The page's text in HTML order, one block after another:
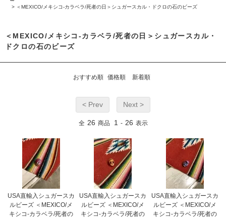
> ＜MEXICO/メキシコ-カラベラ/死者の日＞シュガースカル・ドクロの石のビーズ
＜MEXICO/メキシコ-カラベラ/死者の日＞シュガースカル・
ドクロの石のビーズ
おすすめ順 価格順 新着順
< Prev Next >
全 26 商品 1 - 26 表示
USA直輸入シュガースカ
ルビーズ ＜MEXICO/メ
キシコ-カラベラ/死者の
USA直輸入シュガースカ
ルビーズ ＜MEXICO/メ
キシコ-カラベラ/死者の
USA直輸入シュガースカ
ルビーズ ＜MEXICO/メ
キシコ-カラベラ/死者の